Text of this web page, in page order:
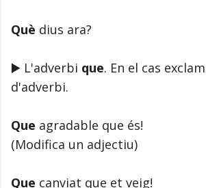
Què dius ara?
▶️ L'adverbi que. En el cas
d'adverbi.
Que agradable que és!
(Modifica un adjectiu)
Que canviat que et veig!